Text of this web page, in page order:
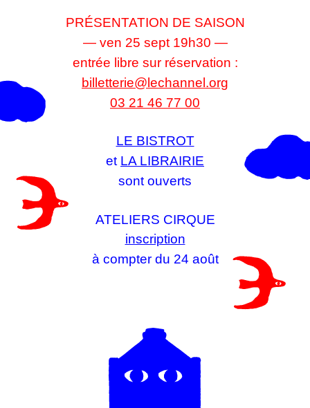
PRÉSENTATION DE SAISON
— ven 25 sept 19h30 —
entrée libre sur réservation :
billetterie@lechannel.org
03 21 46 77 00
LE BISTROT
et LA LIBRAIRIE
sont ouverts
ATELIERS CIRQUE
inscription
à compter du 24 août